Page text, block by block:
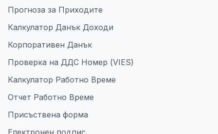
Прогноза за Приходите
Калкулатор Данък Доходи
Корпоративен Данък
Проверка на ДДС Номер (VIES)
Калкулатор Работно Време
Отчет Работно Време
Присъствена форма
Електронен подпис